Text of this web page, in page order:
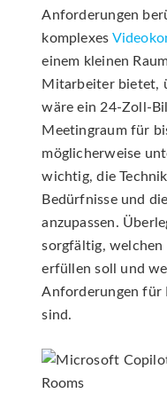
Anforderungen
komplexes
einem kleinen
Mitarbeiter bietet,
wäre ein 24-Zoll-
Meetingraum für
möglicherweise
wichtig, die
Bedürfnisse und
anzupassen.
sorgfältig, welchen
erfüllen soll und
Anforderungen für
sind.